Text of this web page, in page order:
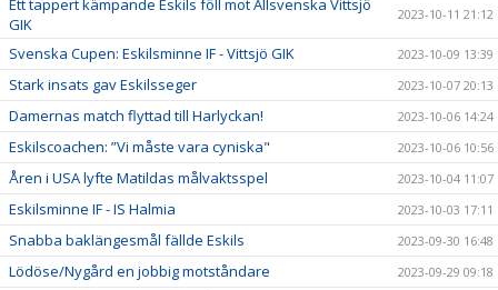
GIK
2023-10-11 21:12
Svenska Cupen: Eskilsminne IF - Vittsjö GIK 2023-10-09 13:39
Stark insats gav Eskilsseger 2023-10-07 20:13
Damernas match flyttad till Harlyckan! 2023-10-06 14:24
Eskilscoachen: ”Vi måste vara cyniska" 2023-10-06 10:56
Åren i USA lyfte Matildas målvaktsspel 2023-10-04 11:07
Eskilsminne IF - IS Halmia 2023-10-03 17:11
Snabba baklängesmål fällde Eskils 2023-09-30 16:48
Lödöse/Nygård en jobbig motståndare 2023-09-29 09:18